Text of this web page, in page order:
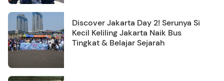
Discover Jakarta Day 2! Serunya Si
Kecil Keliling Jakarta Naik Bus
Tingkat & Belajar Sejarah